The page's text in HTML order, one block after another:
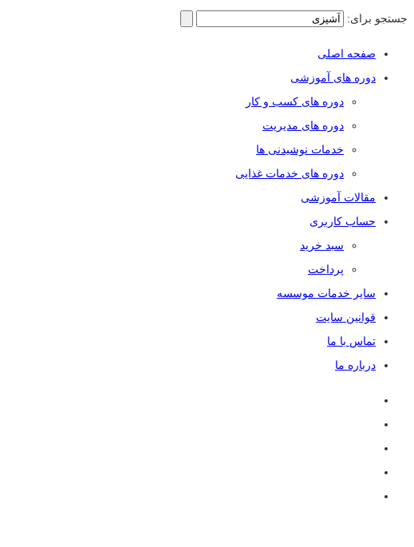
جستجو برای:
صفحه اصلی
دوره های آموزشی
دوره های کسب و کار
دوره های مدیریت
خدمات نوشیدنی ها
دوره های خدمات غذایی
مقالات آموزشی
حساب کاربری
سبد خرید
پرداخت
سایر خدمات موسسه
قوانین سایت
تماس با ما
درباره ما